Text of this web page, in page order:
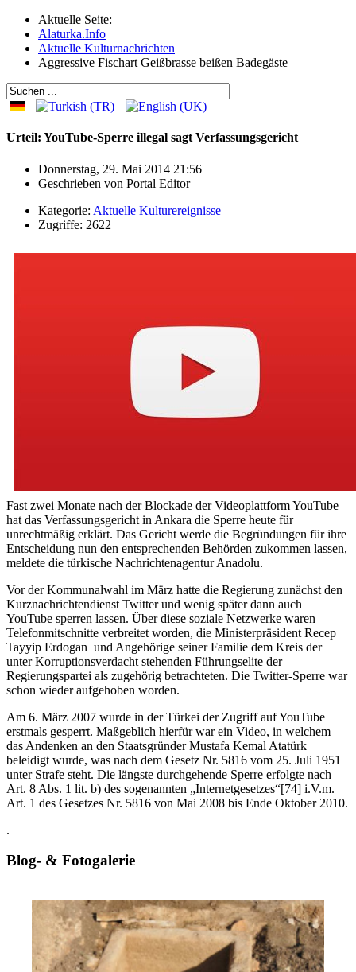
Aktuelle Seite:
Alaturka.Info
Aktuelle Kulturnachrichten
Aggressive Fischart Geißbrasse beißen Badegäste
Urteil: YouTube-Sperre illegal sagt Verfassungsgericht
Donnerstag, 29. Mai 2014 21:56
Geschrieben von Portal Editor
Kategorie: Aktuelle Kulturereignisse
Zugriffe: 2622
Fast zwei Monate nach der Blockade der Videoplattform YouTube
hat das Verfassungsgericht in Ankara die Sperre heute für
unrechtmäßig erklärt. Das Gericht werde die Begründungen für ihre
Entscheidung nun den entsprechenden Behörden zukommen lassen,
meldete die türkische Nachrichtenagentur Anadolu.
Vor der Kommunalwahl im März hatte die Regierung zunächst den
Kurznachrichtendienst Twitter und wenig später dann auch
YouTube sperren lassen. Über diese soziale Netzwerke waren
Telefonmitschnitte verbreitet worden, die Ministerpräsident Recep
Tayyip Erdogan und Angehörige seiner Familie dem Kreis der
unter Korruptionsverdacht stehenden Führungselite der
Regierungspartei als zugehörig betrachteten. Die Twitter-Sperre war
schon wieder aufgehoben worden.
Am 6. März 2007 wurde in der Türkei der Zugriff auf YouTube
erstmals gesperrt. Maßgeblich hierfür war ein Video, in welchem
das Andenken an den Staatsgründer Mustafa Kemal Atatürk
beleidigt wurde, was nach dem Gesetz Nr. 5816 vom 25. Juli 1951
unter Strafe steht. Die längste durchgehende Sperre erfolgte nach
Art. 8 Abs. 1 lit. b) des sogenannten „Internetgesetzes“[74] i.V.m.
Art. 1 des Gesetzes Nr. 5816 von Mai 2008 bis Ende Oktober 2010.
.
Blog- & Fotogalerie